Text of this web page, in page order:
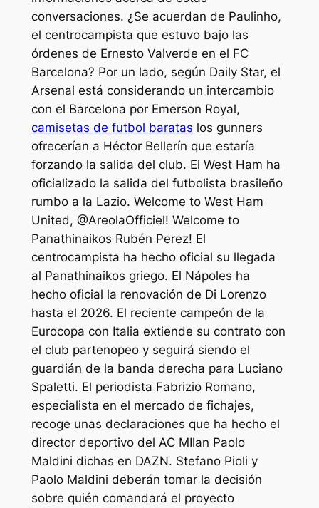
conversaciones. ¿Se acuerdan de Paulinho,
el centrocampista que estuvo bajo las
órdenes de Ernesto Valverde en el FC
Barcelona? Por un lado, según Daily Star, el
Arsenal está considerando un intercambio
con el Barcelona por Emerson Royal,
camisetas de futbol baratas los gunners
ofrecerían a Héctor Bellerín que estaría
forzando la salida del club. El West Ham ha
oficializado la salida del futbolista brasileño
rumbo a la Lazio. Welcome to West Ham
United, @AreolaOfficiel! Welcome to
Panathinaikos Rubén Perez! El
centrocampista ha hecho oficial su llegada
al Panathinaikos griego. El Nápoles ha
hecho oficial la renovación de Di Lorenzo
hasta el 2026. El reciente campeón de la
Eurocopa con Italia extiende su contrato con
el club partenopeo y seguirá siendo el
guardián de la banda derecha para Luciano
Spaletti. El periodista Fabrizio Romano,
especialista en el mercado de fichajes,
recoge unas declaraciones que ha hecho el
director deportivo del AC MIlan Paolo
Maldini dichas en DAZN. Stefano Pioli y
Paolo Maldini deberán tomar la decisión
sobre quién comandará el proyecto